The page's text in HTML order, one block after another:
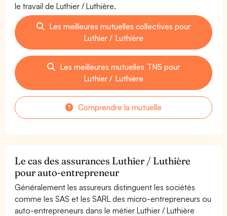
le travail de Luthier / Luthière.
Les meilleures mutuelles collectives pour
Luthier / Luthière
Les meilleures mutuelles TNS pour
Luthier / Luthière
Comprendre la mutuelle
Le cas des assurances Luthier / Luthière
pour auto-entrepreneur
Généralement les assureurs distinguent les sociétés
comme les SAS et les SARL des micro-entrepreneurs ou
auto-entrepreneurs dans le métier Luthier / Luthière